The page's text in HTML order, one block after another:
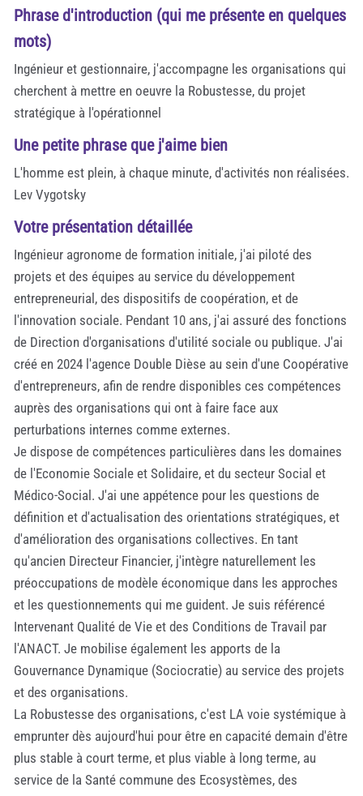
Phrase d'introduction (qui me présente en quelques
mots)
Ingénieur et gestionnaire, j'accompagne les organisations qui
cherchent à mettre en oeuvre la Robustesse, du projet
stratégique à l'opérationnel
Une petite phrase que j'aime bien
L'homme est plein, à chaque minute, d'activités non réalisées.
Lev Vygotsky
Votre présentation détaillée
Ingénieur agronome de formation initiale, j'ai piloté des
projets et des équipes au service du développement
entrepreneurial, des dispositifs de coopération, et de
l'innovation sociale. Pendant 10 ans, j'ai assuré des fonctions
de Direction d'organisations d'utilité sociale ou publique. J'ai
créé en 2024 l'agence Double Dièse au sein d'une Coopérative
d'entrepreneurs, afin de rendre disponibles ces compétences
auprès des organisations qui ont à faire face aux
perturbations internes comme externes.
Je dispose de compétences particulières dans les domaines
de l'Economie Sociale et Solidaire, et du secteur Social et
Médico-Social. J'ai une appétence pour les questions de
définition et d'actualisation des orientations stratégiques, et
d'amélioration des organisations collectives. En tant
qu'ancien Directeur Financier, j'intègre naturellement les
préoccupations de modèle économique dans les approches
et les questionnements qui me guident. Je suis référencé
Intervenant Qualité de Vie et des Conditions de Travail par
l'ANACT. Je mobilise également les apports de la
Gouvernance Dynamique (Sociocratie) au service des projets
et des organisations.
La Robustesse des organisations, c'est LA voie systémique à
emprunter dès aujourd'hui pour être en capacité demain d'être
plus stable à court terme, et plus viable à long terme, au
service de la Santé commune des Ecosystèmes, des